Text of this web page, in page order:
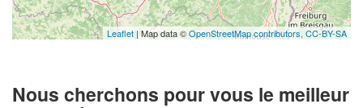
Leaflet | Map data ©OpenStreetMap contributors, CC-BY-SA
Nous cherchons pour vous le meilleur